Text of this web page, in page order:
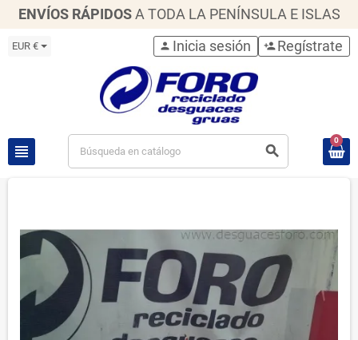
ENVÍOS RÁPIDOS A TODA LA PENÍNSULA E ISLAS
EUR €
view_headline search
person Inicia sesión person_add Regístrate
0